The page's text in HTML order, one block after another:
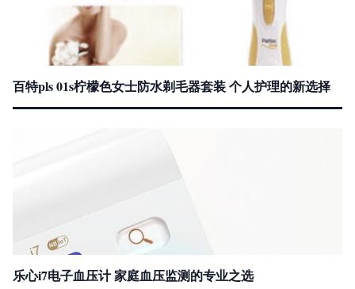
百特pls 01s柠檬色女士防水剃毛器套装 个人护理的新选择
乐心i7电子血压计 家庭血压监测的专业之选